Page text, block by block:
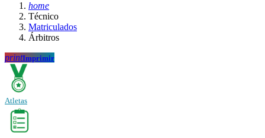
home
Técnico
Matriculados
Árbitros
printImprimir
Atletas